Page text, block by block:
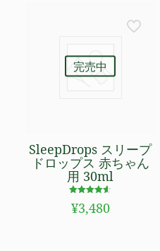
¥5,980
し
た。
格
は
完売中
SleepDrops スリープ
ドロップス 赤ちゃん
用 30ml
4.50
の評価
¥3,480